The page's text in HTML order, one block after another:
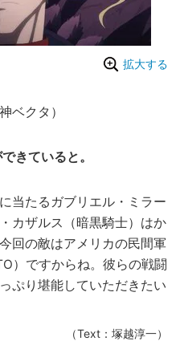
拡大する
ベクタ）
きていると。
当たるガブリエル・ミラー
カザルス（暗黒騎士）はか
回の敵はアメリカの民間軍
）ですからね。彼らの戦闘
ぷり堪能していただきたい
（Text：塚越淳一）